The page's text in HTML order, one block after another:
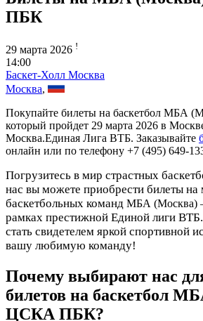
ПБК
29 марта 2026 !
14:00
Баскет-Холл Москва
Москва,
Покупайте билеты на баскетбол МБА
который пройдет 29 марта 2026 в
Москва.Единая Лига ВТБ. Заказывайте
онлайн или по телефону +7 (495) 649-
Погрузитесь в мир страстных
нас вы можете приобрести билеты на
баскетбольных команд МБА
рамках престижной Единой лиги
стать свидетелем яркой спортивной
вашу любимую команду!
Почему выбирают нас
билетов на баскетбол
ЦСКА ПБК?